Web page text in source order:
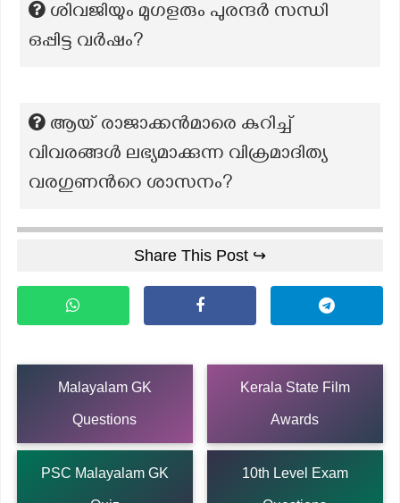
ശിവജിയും മുഗളരും പുരന്ദർ സന്ധി
ഒപ്പിട്ട വർഷം?
ആയ് രാജാക്കൻമാരെ കുറിച്ച്
വിവരങ്ങൾ ലഭ്യമാക്കുന്ന വിക്രമാദിത്യ
വരഗുണന്‍റെ ശാസനം?
Share This Post ↪
Malayalam GK
Questions
Kerala State Film
Awards
PSC Malayalam GK 10th Level Exam